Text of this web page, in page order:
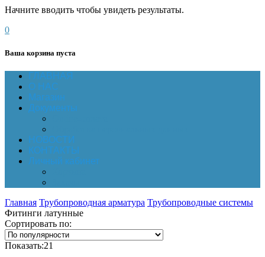
Начните вводить чтобы увидеть результаты.
0
Ваша корзина пуста
ГЛАВНАЯ
О НАС
Магазин
Документы
НОВОСТИ
КОНТАКТЫ
Личный кабинет
Главная Трубопроводная арматура Трубопроводные системы
Фитинги латунные
Сортировать по:
Показать:21